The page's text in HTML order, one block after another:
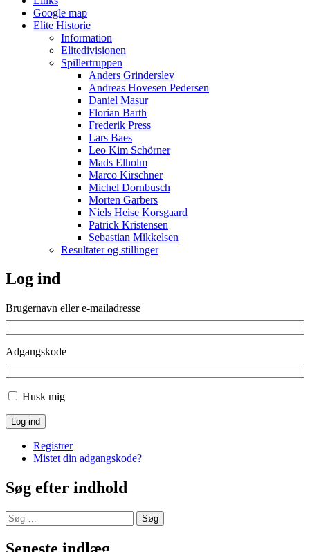
Google map
Elite Historie
Information
Elitedivisionen
Spillertruppen
Anders Grinderslev
Andreas Hovesen Pedersen
Daniel Masur
Florian Barth
Frederik Press
Lars Baes
Leo Kim Schörner
Mads Elholm
Marco Kirschner
Michel Dornbusch
Morten Garbers
Niels Heise Korsgaard
Patrick Kristensen
Sebastian Mikkelsen
Resultater og stillinger
Log ind
Brugernavn eller e-mailadresse
Adgangskode
Husk mig
Log ind
Registrer
Mistet din adgangskode?
Søg efter indhold
Søg
efter: